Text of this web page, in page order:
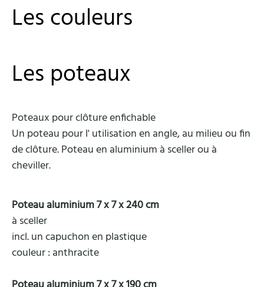
Les couleurs
Les poteaux
Poteaux pour clôture enfichable
Un poteau pour l' utilisation en angle, au milieu ou fin
de clôture. Poteau en aluminium à sceller ou à
cheviller.
Poteau aluminium 7 x 7 x 240 cm
à sceller
incl. un capuchon en plastique
couleur : anthracite